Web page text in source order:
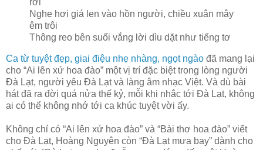
Nghe hơi giá len vào hồn người, chiều xuân mây
êm trôi
Thông reo bên suối vắng lời dìu dặt như tiếng tơ
Ca từ tuyệt đẹp, giai điệu nhẹ nhàng, ngọt ngào đã mang lại
cho “Ai lên xứ hoa đào” một vị trí đặc biệt trong lòng người
Đà Lạt, người yêu Đà Lạt và làng âm nhạc Việt. Và dù bài
hát đã ra đời quá nửa thế kỷ, mỗi khi nhắc tới Đà Lạt, không
ai có thể không nhớ tới ca khúc tuyệt vời ấy.
Không chỉ có “Ai lên xứ hoa đào” và “Bài thơ hoa đào” viết
cho Đà Lạt, Hoàng Nguyên còn “Đà Lạt mưa bay” dành cho